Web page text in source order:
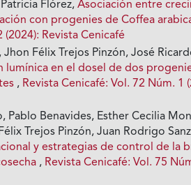
Flórez,Asociación entre
con progenies de Coffea
Revista Cenicafé
Félix Trejos Pinzón, José
lumínica en el dosel de dos
, Revista Cenicafé: Vol. 72 Núm. 1
Pablo Benavides, Esther Cecilia
Trejos Pinzón, Juan Rodrigo
y estrategias de control de la
, Revista Cenicafé: Vol. 75